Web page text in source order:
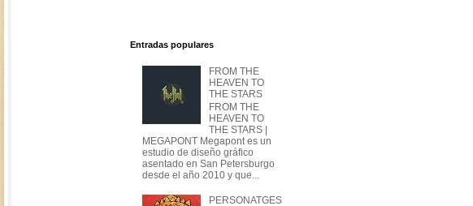
Entradas populares
FROM THE
HEAVEN TO
THE STARS
FROM THE
HEAVEN TO
THE STARS |
MEGAPONT Megapont es un
estudio de diseño gráfico
asentado en San Petersburgo
desde el año 2010 y que...
PERSONATGES